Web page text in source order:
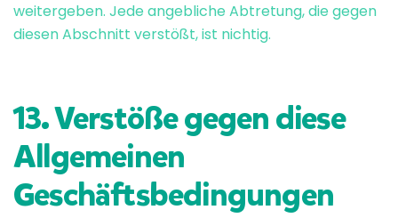
weitergeben. Jede angebliche Abtretung, die gegen
diesen Abschnitt verstößt, ist nichtig.
13. Verstöße gegen diese
Allgemeinen
Geschäftsbedingungen